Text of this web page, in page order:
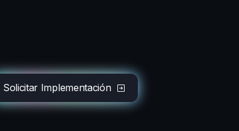
Solicitar Implementación